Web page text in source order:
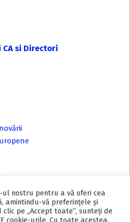
CA si Directori
ul nostru pentru a vă oferi cea
amintindu-vă preferințele și
pe „Accept toate”, sunteți de
cookie-urile. Cu toate acestea,